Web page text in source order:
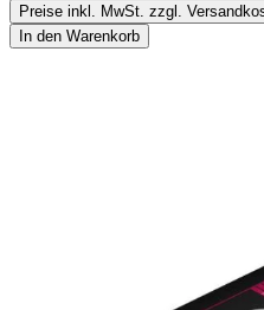
Preise inkl. MwSt. zzgl.
In den Warenkorb